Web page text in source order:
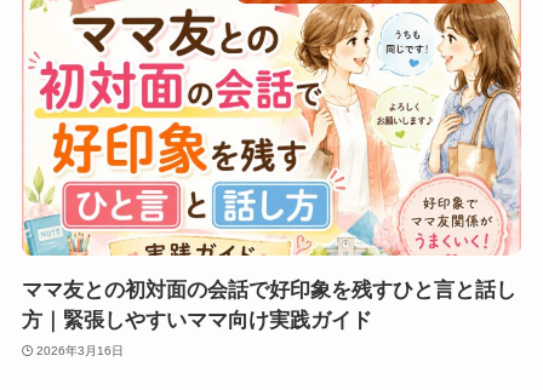
ママ友との初対面の会話で好印象を残すひと言と話し
方｜緊張しやすいママ向け実践ガイド
2026年3月16日